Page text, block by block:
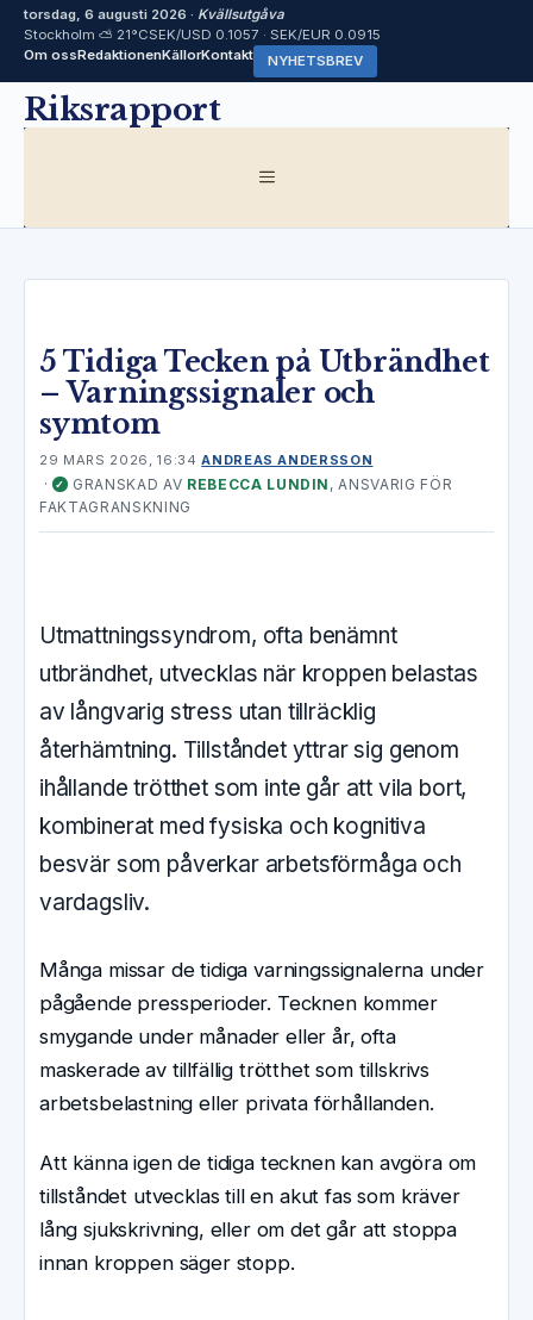
torsdag, 6 augusti 2026 · Kvällsutgåva
Stockholm ⛅ 21°CSEK/USD 0.1057 · SEK/EUR 0.0915
Om ossRedaktionenKällorKontakt NYHETSBREV
HoppaRiksrapport
MENY
5 Tidiga Tecken på Utbrändhet
– Varningssignaler och
symtom
29 MARS 2026, 16:34 ANDREAS ANDERSSON
· ✓ GRANSKAD AV REBECCA LUNDIN , ANSVARIG FÖR
FAKTAGRANSKNING
Utmattningssyndrom, ofta benämnt
utbrändhet, utvecklas när kroppen belastas
av långvarig stress utan tillräcklig
återhämtning. Tillståndet yttrar sig genom
ihållande trötthet som inte går att vila bort,
kombinerat med fysiska och kognitiva
besvär som påverkar arbetsförmåga och
vardagsliv.
Många missar de tidiga varningssignalerna under
pågående pressperioder. Tecknen kommer
smygande under månader eller år, ofta
maskerade av tillfällig trötthet som tillskrivs
arbetsbelastning eller privata förhållanden.
Att känna igen de tidiga tecknen kan avgöra om
tillståndet utvecklas till en akut fas som kräver
lång sjukskrivning, eller om det går att stoppa
innan kroppen säger stopp.